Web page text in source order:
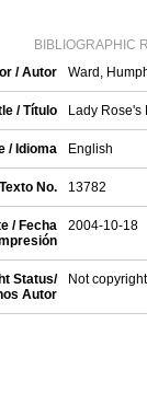
BIBLIOGRAPHIC
/ Autor
Ward,
/ Título Lady Rose's
/ Idioma English
No. 13782
/ Fecha
2004-10-18
Status/
Autor
Not